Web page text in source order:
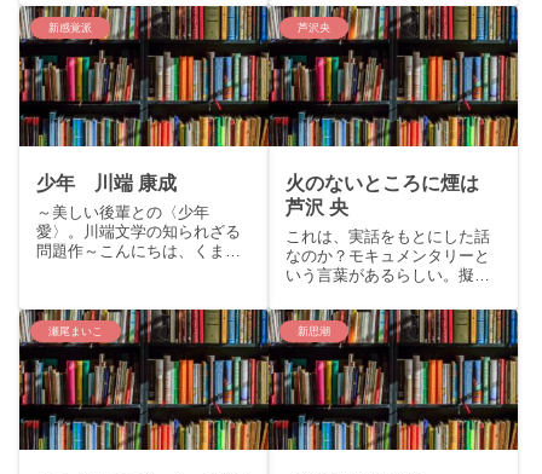
す。今回は美術館の勤務経験
を持ち、アート小説で名高い
原田マハの「常設展示室」を
ご紹介いたします。storyいつ
か終わる恋をしていた私。
不...
王湊かなえの新たなる代表作
「未来」の紹介を致します。
story「こんにちは、章子。私
は20年後のあなた、30歳の章
子です。あなたはきっと...
新感覚派
少年 川端 康成
～美しい後輩との〈少年
愛〉。川端文学の知られざる
問題作～こんにちは、くまり
りに復活した「少年」をご紹
介いたします。storyお前の指
を、腕を、舌を、愛着した。
僕はお前に恋していたー。相
手...
芦沢央
火のないところに煙は
芦沢 央
これは、実話をもとにした話
なのか？モキュメンタリーと
いう言葉があるらしい。擬似
「ドキュメンタリー」を合成
した語で、「ドキュメンタリ
ー映像のように見せかけて演
出する表現手法」とのこと。
この物語も、この手法を用い
られてい...
瀬尾まいこ 新思潮